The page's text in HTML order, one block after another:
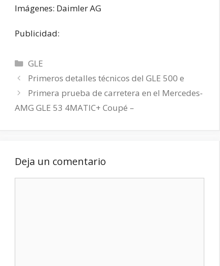
Imágenes: Daimler AG
Publicidad:
Categorías
GLE
Primeros detalles técnicos del GLE 500 e
Primera prueba de carretera en el Mercedes-
AMG GLE 53 4MATIC+ Coupé –
Deja un comentario